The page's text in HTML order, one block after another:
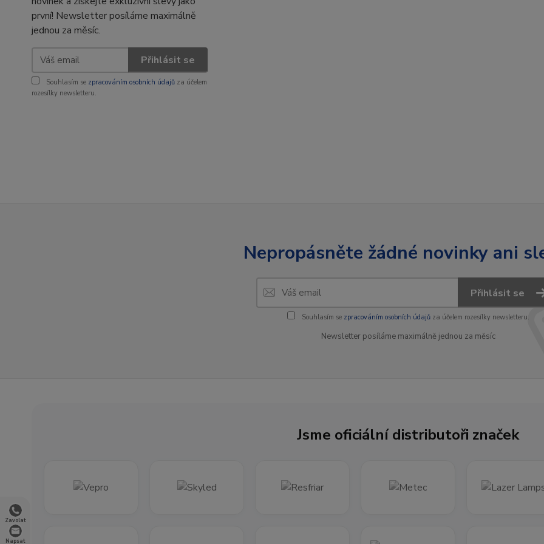
Zavolat
Napsat
první! Newsletter posíláme maximálně
jednou za měsíc.
Přihlásit se
Souhlasím se zpracováním osobních údajů za účelem
rozesílky newsletteru.
Nepropásněte žádné novinky ani
Přihlásit se
Souhlasím se zpracováním osobních údajůza účelem rozesílky newsletteru.
Newsletter posíláme maximálně jednou za měsíc
Jsme oficiální distributoři značek